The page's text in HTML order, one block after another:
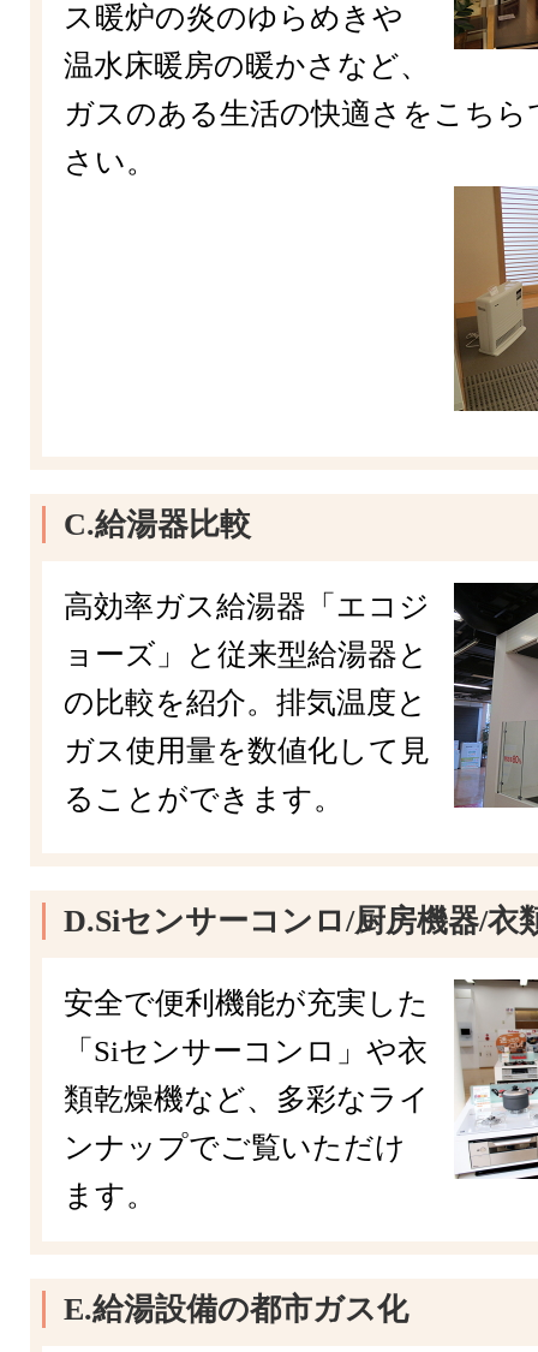
ス暖炉の炎のゆらめきや
温水床暖房の暖かさなど、
ガスのある生活の快適さをこち
さい。
C.給湯器比較
高効率ガス給湯器「エコジ
ョーズ」と従来型給湯器と
の比較を紹介。排気温度と
ガス使用量を数値化して見
ることができます。
D.Siセンサーコンロ/厨房機器/衣
安全で便利機能が充実した
「Siセンサーコンロ」や衣
類乾燥機など、多彩なライ
ンナップでご覧いただけ
ます。
E.給湯設備の都市ガス化